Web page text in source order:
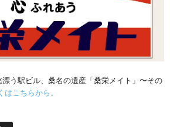
う駅ビル、桑名の遺産「桑栄メイト」〜その
はこちらから。